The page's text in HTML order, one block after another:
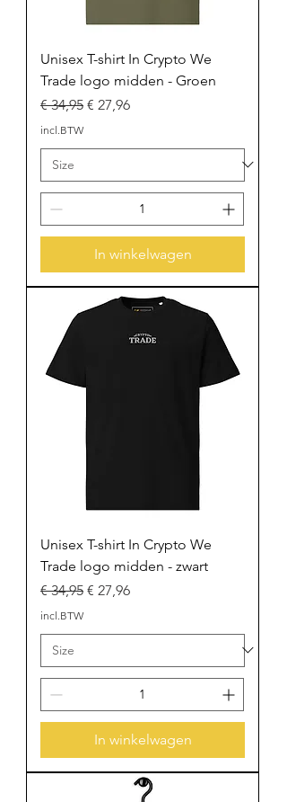
Unisex T-shirt In Crypto We
Trade logo midden - Groen
Normale prijs
€ 34,95 Verkoopprijs
€ 27,96
incl.BTW
In winkelwagen
Unisex T-shirt In Crypto We
Trade logo midden - zwart
Normale prijs
€ 34,95 Verkoopprijs
€ 27,96
incl.BTW
In winkelwagen